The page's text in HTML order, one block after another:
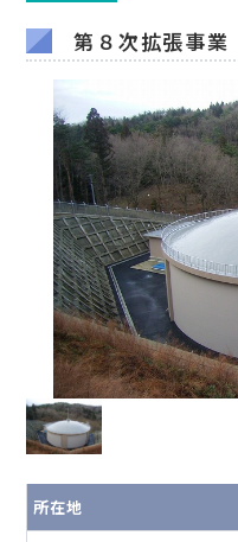
第８次拡張事
所在地